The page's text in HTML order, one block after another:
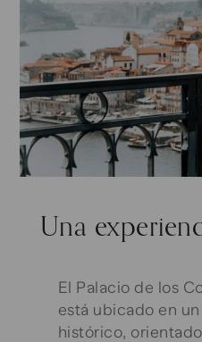
Una
El Palacio de los
está ubicado en
histórico,